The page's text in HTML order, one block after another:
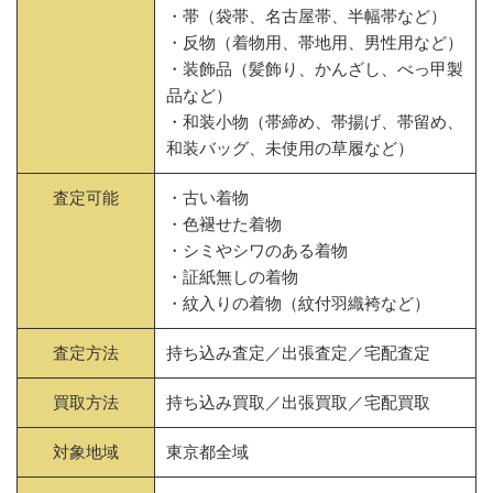
・帯（袋帯、名古屋帯、半幅帯など）
・反物（着物用、帯地用、男性用など）
・装飾品（髪飾り、かんざし、べっ甲製
品など）
・和装小物（帯締め、帯揚げ、帯留め、
和装バッグ、未使用の草履など）
査定可能
・古い着物
・色褪せた着物
・シミやシワのある着物
・証紙無しの着物
・紋入りの着物（紋付羽織袴など）
査定方法 持ち込み査定／出張査定／宅配査定
買取方法 持ち込み買取／出張買取／宅配買取
対象地域 東京都全域